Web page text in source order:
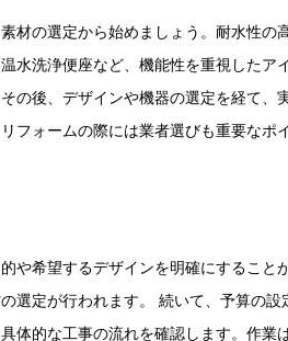
材の選定から始めましょう。耐水性の
水洗浄便座など、機能性を重視したア
の後、デザインや機器の選定を経て、
フォームの際には業者選びも重要なポ
や希望するデザインを明確にすること
選定が行われます。 続いて、予算の設
体的な工事の流れを確認します。作業